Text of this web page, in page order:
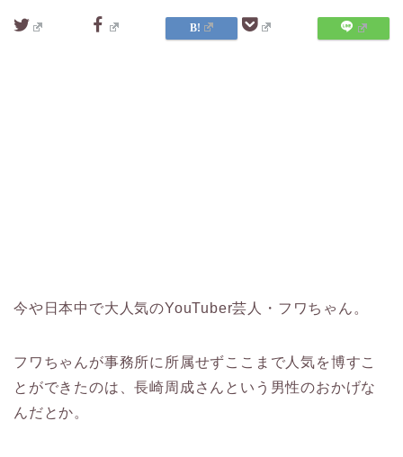
今や日本中で大人気のYouTuber芸人・フワちゃん。
フワちゃんが事務所に所属せずここまで人気を博すこ
とができたのは、長崎周成さんという男性のおかげな
んだとか。